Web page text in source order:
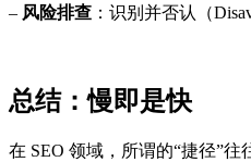
– 风险排查 ：识别并否认（
总结：慢即是快
在 SEO 领域，所谓的“捷径”往